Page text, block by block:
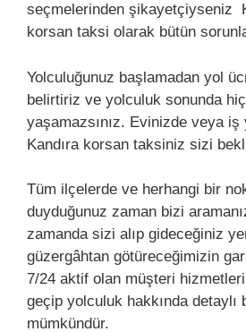
seçmelerinden şikayetçiyseniz
korsan taksi olarak bütün
Yolculuğunuz başlamadan yol
belirtiriz ve yolculuk sonunda
yaşamazsınız. Evinizde veya
Kandıra korsan taksiniz sizi
Tüm ilçelerde ve herhangi bir
duyduğunuz zaman bizi
zamanda sizi alıp gideceğiniz
güzergâhtan götüreceğimizin
7/24 aktif olan müşteri
geçip yolculuk hakkında detaylı
mümkündür.